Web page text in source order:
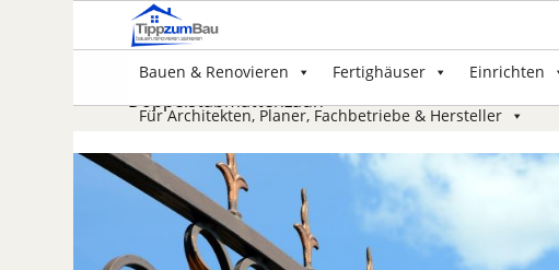
Bauen & Renovieren Fertighäuser Einrichten
Für Architekten, Planer, Fachbetriebe & Hersteller
Doppelstabmattenzaun